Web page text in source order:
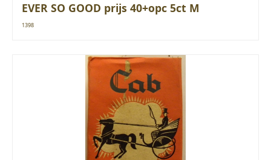
EVER SO GOOD prijs 40+opc 5ct M
1398